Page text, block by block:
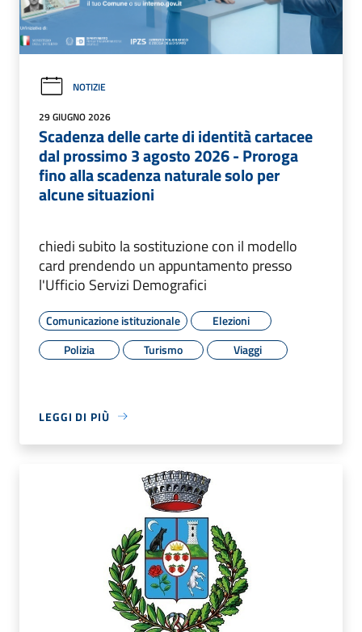
NOTIZIE
29 GIUGNO 2026
Scadenza delle carte di identità cartacee
dal prossimo 3 agosto 2026 - Proroga
fino alla scadenza naturale solo per
alcune situazioni
chiedi subito la sostituzione con il modello
card prendendo un appuntamento presso
l'Ufficio Servizi Demografici
Comunicazione istituzionale
Elezioni
Polizia
Turismo Viaggi
LEGGI DI PIÙ